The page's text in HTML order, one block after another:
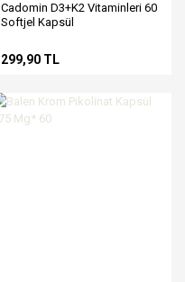
Cadomin D3+K2 Vitaminleri 60
Softjel Kapsül
299,90 TL